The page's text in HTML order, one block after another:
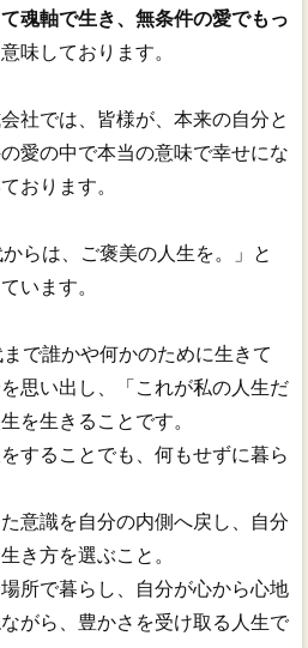
魂軸で生き、無条件の愛でもっ
味しております。
社では、皆様が、本来の自分と
愛の中で本当の意味で幸せにな
おります。
らは、ご褒美の人生を。」と
います。
で誰かや何かのために生きて
思い出し、「これが私の人生だ
を生きることです。
することでも、何もせずに暮ら
意識を自分の内側へ戻し、自分
き方を選ぶこと。
所で暮らし、自分が心から心地
がら、豊かさを受け取る人生で